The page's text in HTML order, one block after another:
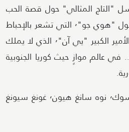
"التاج المثالي" حول قصة الحب
التي تبدأ بين وريثة التشيبول "هوي جو"٬ التي تشعر بالإحباط
رغم امتلاكها كل شيء٬ والأمير الكبير "يي آن"٬ الذي لا يملك
عالم موازٍ حيث كوريا الجنوبية
آي يو٬ بيون وو سوك٬ نوه سانغ هيون٬ غونغ سيونغ